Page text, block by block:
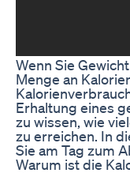
Wenn Sie
Menge an
Erhaltung eines
zu wissen, wie
zu erreichen. In
Sie am Tag zum
Warum ist die